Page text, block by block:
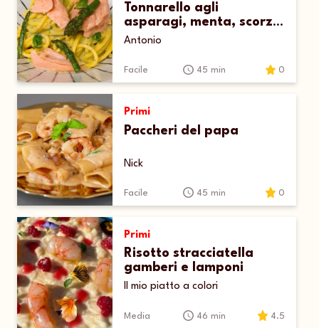
Tonnarello agli
asparagi, menta, scorza
di limone e salmone
Antonio
Facile 45 min 0
Primi
Paccheri del papa
Nick
Facile 45 min 0
Primi
Risotto stracciatella
gamberi e lamponi
Il mio piatto a colori
Media 46 min 4.5